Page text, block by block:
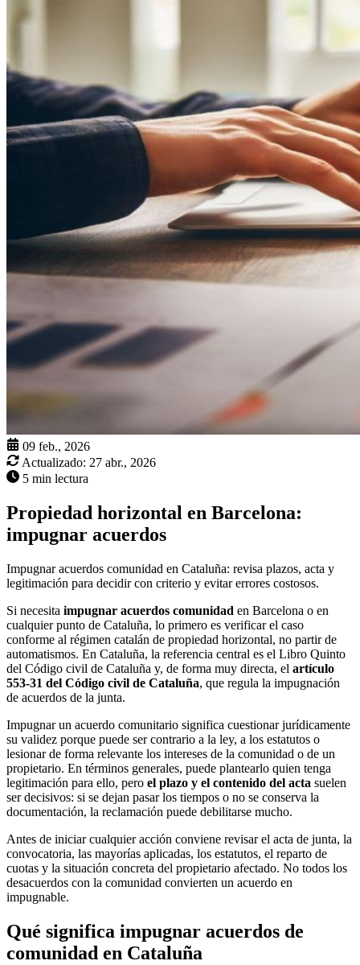
09 feb., 2026
Actualizado: 27 abr., 2026
5 min lectura
Propiedad horizontal en Barcelona:
impugnar acuerdos
Impugnar acuerdos comunidad en Cataluña: revisa plazos, acta y
legitimación para decidir con criterio y evitar errores costosos.
Si necesita impugnar acuerdos comunidad en Barcelona o en
cualquier punto de Cataluña, lo primero es verificar el caso
conforme al régimen catalán de propiedad horizontal, no partir de
automatismos. En Cataluña, la referencia central es el Libro Quinto
del Código civil de Cataluña y, de forma muy directa, el artículo
553-31 del Código civil de Cataluña, que regula la impugnación
de acuerdos de la junta.
Impugnar un acuerdo comunitario significa cuestionar jurídicamente
su validez porque puede ser contrario a la ley, a los estatutos o
lesionar de forma relevante los intereses de la comunidad o de un
propietario. En términos generales, puede plantearlo quien tenga
legitimación para ello, pero el plazo y el contenido del acta suelen
ser decisivos: si se dejan pasar los tiempos o no se conserva la
documentación, la reclamación puede debilitarse mucho.
Antes de iniciar cualquier acción conviene revisar el acta de junta, la
convocatoria, las mayorías aplicadas, los estatutos, el reparto de
cuotas y la situación concreta del propietario afectado. No todos los
desacuerdos con la comunidad convierten un acuerdo en
impugnable.
Qué significa impugnar acuerdos de
comunidad en Cataluña